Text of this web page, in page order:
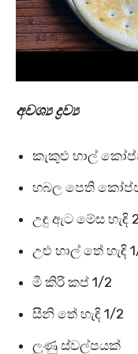
අවශ්‍ය ද්‍රව්‍ය
කැකුළු හාල්
හබල පෙති
උඳු ඇට මේස හැඳි 2
උළු හාල් තේ හැඳි
මී කිරි කප් 1/2
සීනි තේ හැඳි 1/2
ලුණු ස්වල්පයක්